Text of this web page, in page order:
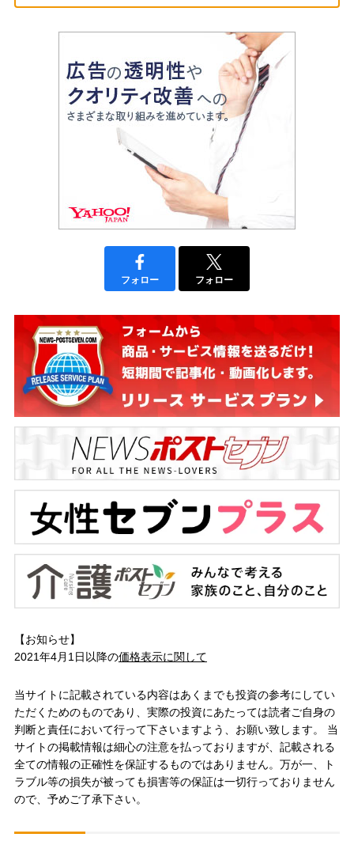
フォロー フォロー
【お知らせ】
2021年4月1日以降の価格表示に関して
当サイトに記載されている内容はあくまでも投資の参考にしてい
ただくためのものであり、実際の投資にあたっては読者ご自身の
判断と責任において行って下さいますよう、お願い致します。 当
サイトの掲載情報は細心の注意を払っておりますが、記載される
全ての情報の正確性を保証するものではありません。万が一、ト
ラブル等の損失が被っても損害等の保証は一切行っておりません
ので、予めご了承下さい。